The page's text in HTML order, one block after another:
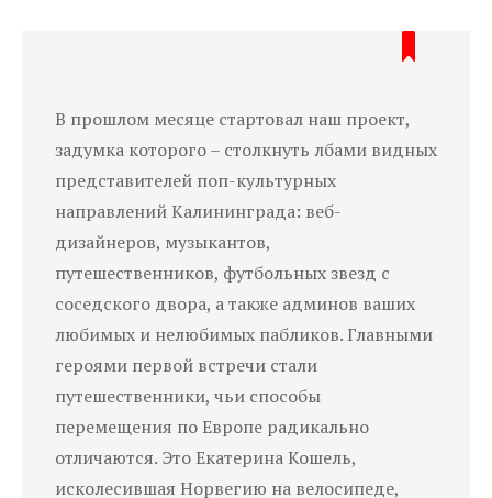
В прошлом месяце стартовал наш проект,
задумка которого – столкнуть лбами видных
представителей поп-культурных
направлений Калининграда: веб-
дизайнеров, музыкантов,
путешественников, футбольныхзвезд с
соседского двора, а также админов ваших
любимых и нелюбимых пабликов. Главными
героями первой встречи стали
путешественники, чьи способы
перемещения по Европе радикально
отличаются. Это Екатерина Кошель,
исколесившая Норвегию на велосипеде,